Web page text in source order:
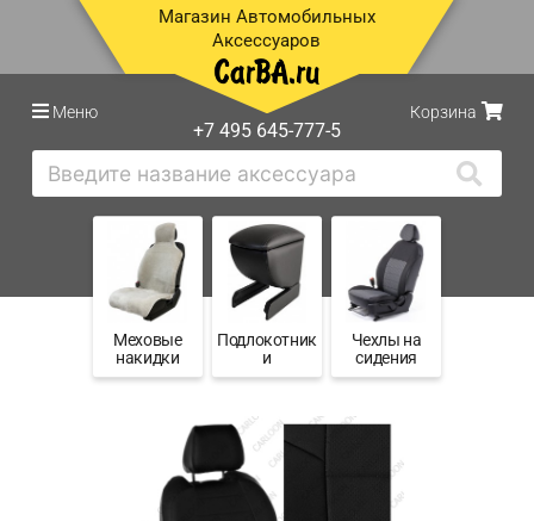
Магазин Автомобильных
Аксессуаров
Меню
+7 495 645-777-5
Корзина
Меховые
накидки
Подлокотник
и
Чехлы на
сидения